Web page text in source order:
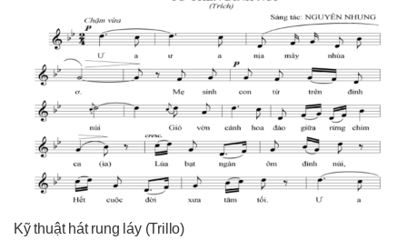
Kỹ thuật hát rung láy (Trillo)